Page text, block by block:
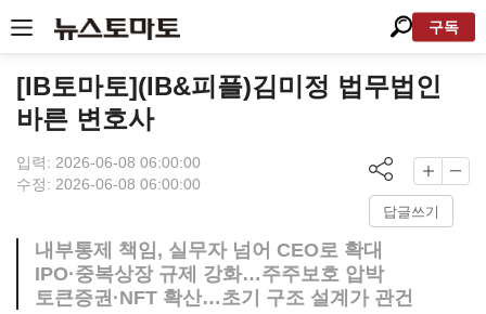
구독
[IB토마토](IB&피플)김미정 법무법인
바른 변호사
입력: 2026-06-08 06:00:00
수정: 2026-06-08 06:00:00
답글쓰기
내부통제 책임, 실무자 넘어 CEO로 확대
IPO·중복상장 규제 강화…주주보호 압박
토큰증권·NFT 확산…초기 구조 설계가 관건